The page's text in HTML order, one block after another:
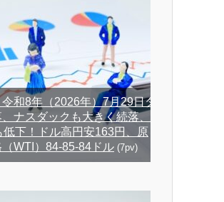
和8年（2026年）7月29日ダ
ナスダックも大きく続落、
低下！ドル高円安163円、原
WTI）84-85-84ドル (7pv)